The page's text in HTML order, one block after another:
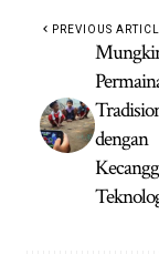
PREVIOUS
dengan